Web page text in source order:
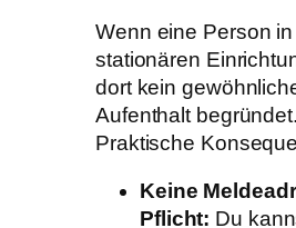
Wenn eine Person
stationären
dort kein
Aufenthalt begründet.
Praktische
Keine
Pflicht: Du